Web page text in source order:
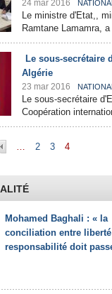
24 mar 2016 NATIONAL
Le ministre d'Etat,,
Ramtane Lamamra,
Le sous-secrétaire
Algérie
23 mar 2016 NATIONAL
Le sous-secrétaire
Coopération
… 2 3 4
Mohamed Baghali : « la
conciliation entre
responsabilité doit